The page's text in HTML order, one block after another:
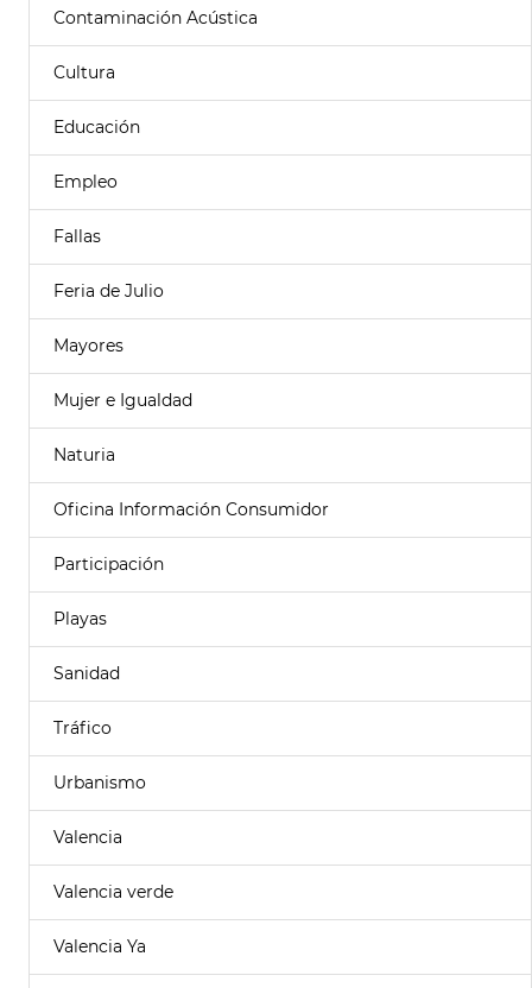
Contaminación Acústica
Cultura
Educación
Empleo
Fallas
Feria de Julio
Mayores
Mujer e Igualdad
Naturia
Oficina Información Consumidor
Participación
Playas
Sanidad
Tráfico
Urbanismo
Valencia
Valencia verde
Valencia Ya